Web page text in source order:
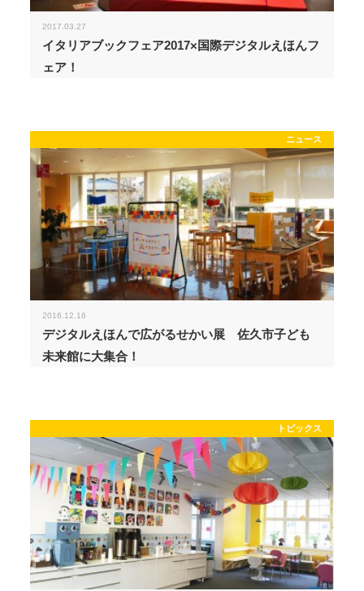
2017.03.27
イタリアブックフェア2017×国際デジタルえほんフ
ェア！
ニュース
2016.12.16
デジタルえほんで広がるせかい展 佐久市子ども
未来館に大集合！
トピックス